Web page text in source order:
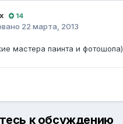
14
22 марта, 2013
мастера паинта и фотошопа)
к обсуждению